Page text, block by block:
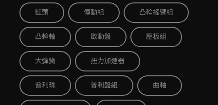
缸頭 傳動組 凸輪搖臂組
凸輪軸 啟動盤 壓板組
大彈簧 扭力加速器
普利珠 普利盤組 曲軸